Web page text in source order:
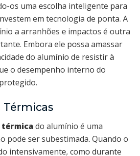
os uma escolha inteligente para
em tecnologia de ponta. A
a arranhões e impactos é outra
Embora ele possa amassar
do alumínio de resistir à
o desempenho interno do
Térmicas
do alumínio é uma
pode ser subestimada. Quando o
intensivamente, como durante